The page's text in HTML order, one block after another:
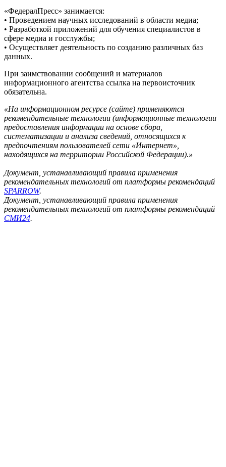
«ФедералПресс» занимается:
• Проведением научных исследований в области медиа;
• Разработкой приложений для обучения специалистов в
сфере медиа и госслужбы;
• Осуществляет деятельность по созданию различных баз
данных.
При заимствовании сообщений и материалов
информационного агентства ссылка на первоисточник
обязательна.
«На информационном ресурсе (сайте) применяются
рекомендательные технологии (информационные технологии
предоставления информации на основе сбора,
систематизации и анализа сведений, относящихся к
предпочтениям пользователей сети «Интернет»,
находящихся на территории Российской Федерации).»
Документ, устанавливающий правила применения
рекомендательных технологий от платформы рекомендаций
SPARROW.
Документ, устанавливающий правила применения
рекомендательных технологий от платформы рекомендаций
СМИ24.